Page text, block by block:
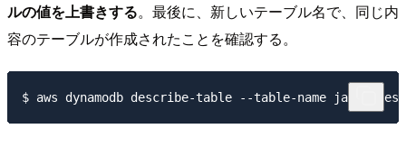
ルの値を上書きする。最後に、新しいテーブル名で、同じ内
容のテーブルが作成されたことを確認する。